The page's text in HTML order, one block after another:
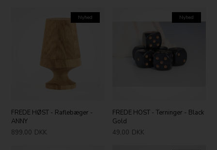
Nyhed
FREDE HØST - Raflebæger -
ANNY
899,00 DKK
Nyhed
FREDE HOST - Terninger - Black
Gold
49,00 DKK